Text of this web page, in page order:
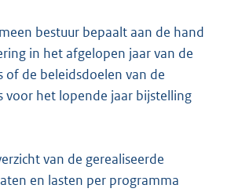
bestuur bepaalt aan de hand
in het afgelopen jaar van de
of de beleidsdoelen van de
voor het lopende jaar bijstelling
van de gerealiseerde
en lasten per programma